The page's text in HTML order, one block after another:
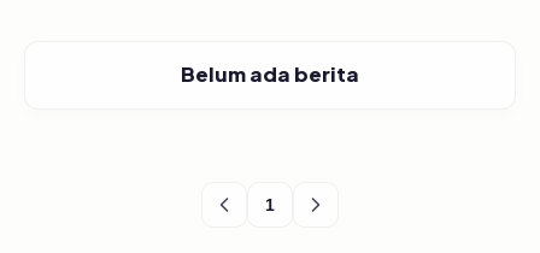
Belum ada berita
1